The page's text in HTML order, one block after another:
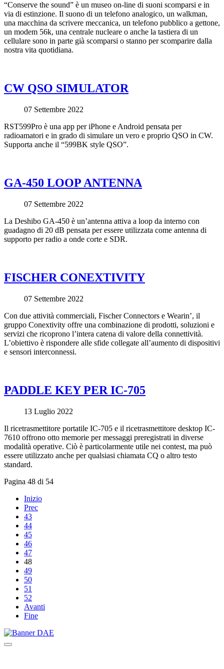
“Conserve the sound” è un museo on-line di suoni scomparsi e in
via di estinzione. Il suono di un telefono analogico, un walkman,
una macchina da scrivere meccanica, un telefono pubblico a gettone,
un modem 56k, una centrale nucleare o anche la tastiera di un
cellulare sono in parte già scomparsi o stanno per scomparire dalla
nostra vita quotidiana.
CW QSO SIMULATOR
07 Settembre 2022
RST599Pro è una app per iPhone e Android pensata per
radioamatori e in grado di simulare un vero e proprio QSO in CW.
Supporta anche il “599BK style QSO”.
GA-450 LOOP ANTENNA
07 Settembre 2022
La Deshibo GA-450 è un’antenna attiva a loop da interno con
guadagno di 20 dB pensata per essere utilizzata come antenna di
supporto per radio a onde corte e SDR.
FISCHER CONEXTIVITY
07 Settembre 2022
Con due attività commerciali, Fischer Connectors e Wearin’, il
gruppo Conextivity offre una combinazione di prodotti, soluzioni e
servizi che ricoprono l’intera catena di valore della connettività.
L’obiettivo è rispondere alle sfide collegate all’aumento di dispositivi
e sensori interconnessi.
PADDLE KEY PER IC-705
13 Luglio 2022
Il ricetrasmettitore portatile IC-705 e il ricetrasmettitore desktop IC-
7610 offrono otto memorie per messaggi preregistrati in diverse
modalità operative. Ciò è particolarmente utile nei contest, ma può
essere utilizzato anche per qualsiasi chiamata CQ o altro testo
standard.
Pagina 48 di 54
Inizio
Prec
43
44
45
46
47
48
49
50
51
52
Avanti
Fine